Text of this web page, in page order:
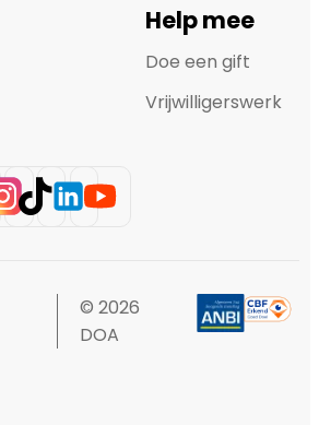
Help mee
Doe een gift
Vrijwilligerswerk
© 2026
DOA